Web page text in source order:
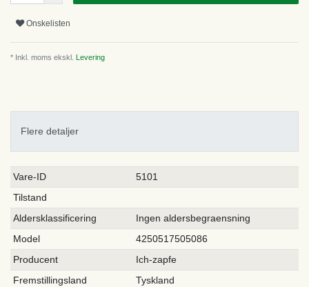
Onskelisten
* Inkl. moms ekskl. Levering
Flere detaljer
Ceres::Template.singleItemTechnicalDataAttribute
Ceres::Template.singleItemTechnicalDataValue
Vare-ID
5101
Tilstand
Aldersklassificering
Ingen aldersbegraensning
Model
4250517505086
Producent
Ich-zapfe
Fremstillingsland
Tyskland